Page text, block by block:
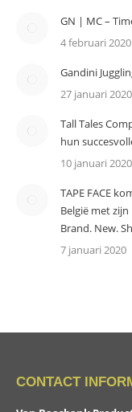
GN | MC –
4 februari 2020
Gandini
27 januari 2020
Tall Tales
hun
10 januari 2020
TAPE FACE
België met zijn
Brand. New.
7 januari 2020
CONTACT